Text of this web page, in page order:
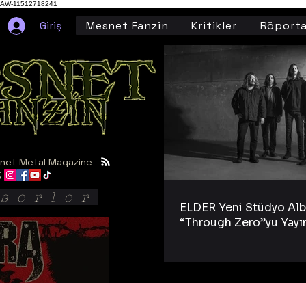
AW-11512718241
Giriş Mesnet Fanzin Kritikler
Metal Magazine
ELDER Yeni Stüdyo
“Through Zero”yu